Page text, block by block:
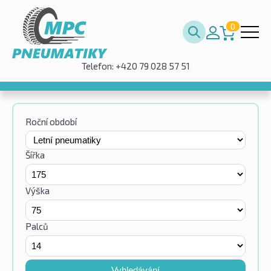
0
Telefon: +420 79 028 57 51
Roční období
Šířka
Výška
Palců